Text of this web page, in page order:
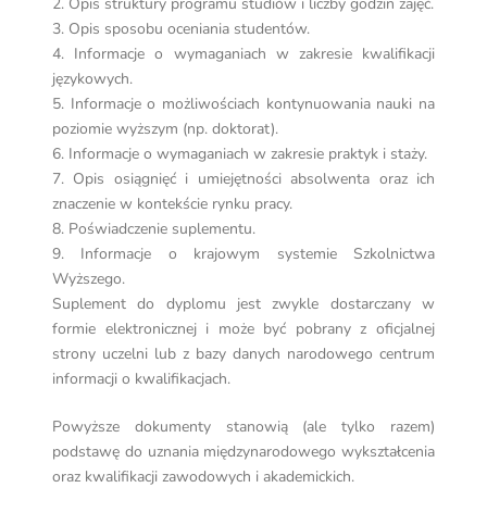
2. Opis struktury programu studiów i liczby godzin zajęć.
3. Opis sposobu oceniania studentów.
4. Informacje o wymaganiach w zakresie kwalifikacji
językowych.
5. Informacje o możliwościach kontynuowania nauki na
poziomie wyższym (np. doktorat).
6. Informacje o wymaganiach w zakresie praktyk i staży.
7. Opis osiągnięć i umiejętności absolwenta oraz ich
znaczenie w kontekście rynku pracy.
8. Poświadczenie suplementu.
9. Informacje o krajowym systemie Szkolnictwa
Wyższego.
Suplement do dyplomu jest zwykle dostarczany w
formie elektronicznej i może być pobrany z oficjalnej
strony uczelni lub z bazy danych narodowego centrum
informacji o kwalifikacjach.
Powyższe dokumenty stanowią (ale tylko razem)
podstawę do uznania międzynarodowego wykształcenia
oraz kwalifikacji zawodowych i akademickich.